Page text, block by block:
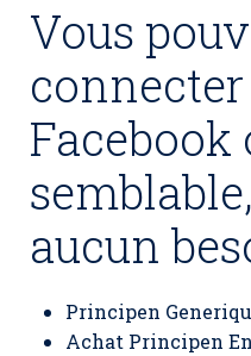
Vous
Facebook
aucun
Principen
Achat Principen